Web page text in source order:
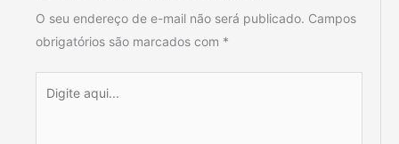
O seu endereço de e-mail não será publicado. Campos
obrigatórios são marcados com *
aqui...